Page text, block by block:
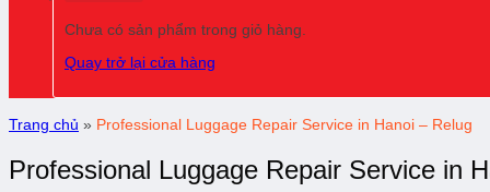
Chưa có sản phẩm trong giỏ hàng.
Quay trở lại cửa hàng
Trang chủ » Professional Luggage Repair Service in Hanoi – Relug
Professional Luggage Repair Service in